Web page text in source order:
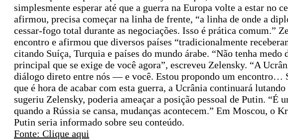
simplesmente esperar até que a guerra na Europa volte a estar no
afirmou, precisa começar na linha de frente, “a linha de onde a
cessar-fogo total durante as negociações. Isso é prática comum.”
encontro e afirmou que diversos países “tradicionalmente
citando Suíça, Turquia e países do mundo árabe. “Não tenha
principal que se exige de você agora”, escreveu Zelensky. “A
diálogo direto entre nós — e você. Estou propondo um encontro…
que é hora de acabar com esta guerra, a Ucrânia continuará
sugeriu Zelensky, poderia ameaçar a posição pessoal de Putin. “É
quando a Rússia se cansa, mudanças acontecem.” Em Moscou, o
Putin seria informado sobre seu conteúdo.
Fonte: Clique aqui